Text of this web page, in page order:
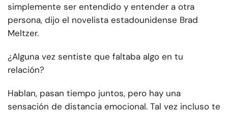
simplemente ser entendido y entender a otra
persona, dijo el novelista estadounidense Brad
Meltzer.
¿Alguna vez sentiste que faltaba algo en tu
relación?
Hablan, pasan tiempo juntos, pero hay una
sensación de distancia emocional. Tal vez incluso te